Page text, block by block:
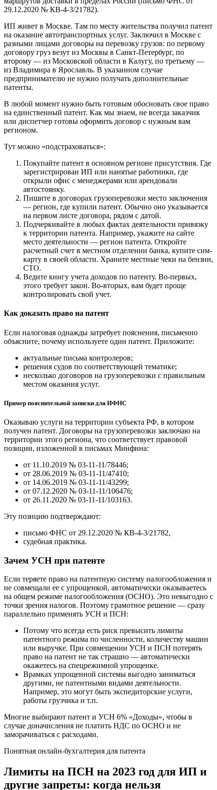
29.12.2020 № КВ‑4‑3/21782).
ИП живет в Москве. Там по месту жительства получил патент
на оказание автотранспортных услуг. Заключил в Москве с
разными лицами договоры на перевозку грузов: по первому
договору груз везут из Москвы в Санкт‑Петербург, по
второму — из Московской области в Калугу, по третьему —
из Владимира в Ярославль. В указанном случае
предпринимателю не нужно получать дополнительные
патенты.
В любой момент нужно быть готовым обосновать свое право
на единственный патент. Как мы знаем, не всегда заказчик
или диспетчер готовы оформить договор с нужным вам
регионом.
Тут можно «подстраховаться»:
Покупайте патент в основном регионе присутствия. Где
зарегистрирован ИП или нанятые работники, где
открыли офис с менеджерами или арендовали
автостоянку.
Пишите в договорах грузоперевозки место заключения
— регион, где купили патент. Обычно оно указывается
на первом листе договора, рядом с датой.
Подчеркивайте в любых фактах деятельности привязку
к территории патента. Например, укажите на сайте
место деятельности — регион патента. Откройте
расчетный счет в местном отделении банка, купите сим-
карту в своей области. Храните местные чеки на бензин,
СТО.
Ведите книгу учета доходов по патенту. Во‑первых,
этого требует закон. Во‑вторых, вам будет проще
контролировать свой учет.
Как доказать право на патент
Если налоговая однажды затребует пояснения, письменно
объясните, почему используете один патент. Приложите:
актуальные письма контролеров;
решения судов по соответствующей тематике;
несколько договоров на грузоперевозки с правильным
местом оказания услуг.
Пример пояснительной записки для ИФНС
Оказываю услуги на территории субъекта РФ, в котором
получен патент. Договоры на грузоперевозки заключаю на
территории этого региона, что соответствует правовой
позиции, изложенной в письмах Минфина:
от 11.10.2019 № 03-11-11/78446;
от 28.06.2019 № 03-11-11/47410;
от 14.06.2019 № 03-11-11/43299;
от 07.12.2020 № 03-11-11/106476;
от 26.11.2020 № 03-11-11/103163.
Эту позицию подтверждают:
письмо ФНС от 29.12.2020 № КВ‑4‑3/21782,
судебная практика.
Зачем УСН при патенте
Если теряете право на патентную систему налогообложения и
не совмещали ее с упрощенкой, автоматически оказываетесь
на общем режиме налогообложения (ОСНО). Это невыгодно с
точки зрения налогов. Поэтому грамотное решение — сразу
параллельно применять УСН и ПСН:
Потому что всегда есть риск превысить лимиты
патентного режима по численности, количеству машин
или выручке. При совмещении УСН и ПСН потерять
право на патент не так страшно — автоматически
окажетесь на спецрежимной упрощенке.
Врамках упрощенной системы выгодно заниматься
другими, не патентными видами деятельности.
Например, это могут быть экспедиторские услуги,
работы грузчика и т.п.
Многие выбирают патент и УСН 6% «Доходы», чтобы в
случае доначисления не платить НДС по ОСНО и не
заморачиваться с расходами.
Понятная онлайн-бухгалтерия для патента
Лимиты на ПСН на 2023 год для ИП и
другие запреты: когда нельзя